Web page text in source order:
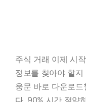
주식 거래 이제 시
정보를 찾아야 할
웅문 바로 다운로
다. 90% 시간 절약